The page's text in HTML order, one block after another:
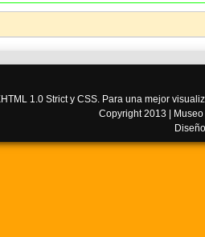
1.0 Strict y CSS. Para una mejor
Copyright 2013 |